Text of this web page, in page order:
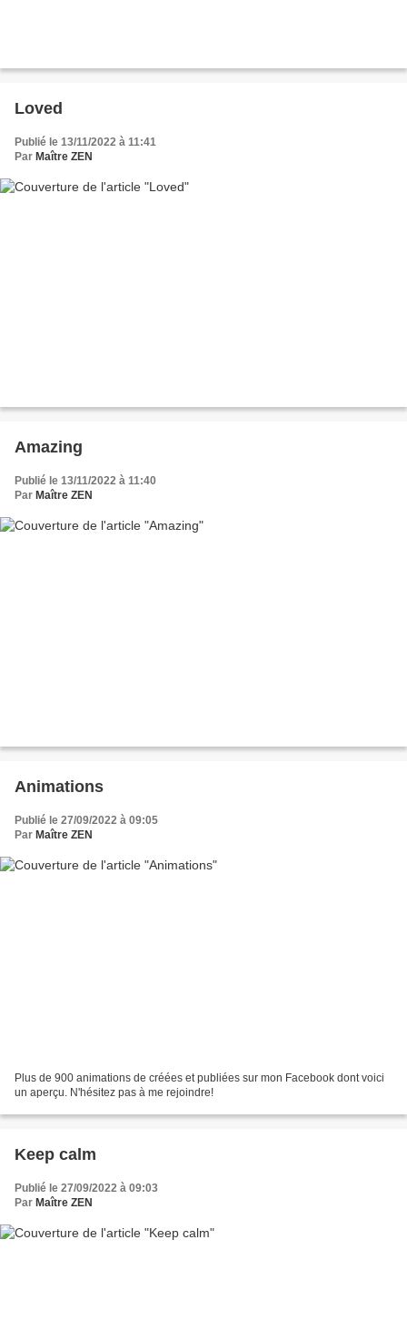
Loved
Publié le 13/11/2022 à 11:41
Par Maître ZEN
Amazing
Publié le 13/11/2022 à 11:40
Par Maître ZEN
Animations
Publié le 27/09/2022 à 09:05
Par Maître ZEN
Plus de 900 animations de créées et publiées sur mon Facebook dont voici
un aperçu. N'hésitez pas à me rejoindre!
Keep calm
Publié le 27/09/2022 à 09:03
Par Maître ZEN